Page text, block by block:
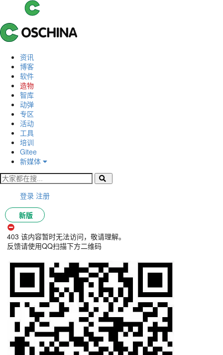
资讯
博客
软件
造物
智库
动弹
专区
活动
工具
培训
Gitee
新媒体
登录 注册
新版
403 该内容暂时无法访问，敬请理解。
反馈请使用QQ扫描下方二维码